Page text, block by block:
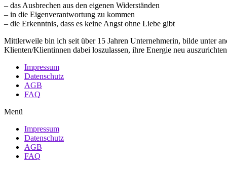
– das Ausbrechen aus den eigenen Widerständen
– in die Eigenverantwortung zu kommen
– die Erkenntnis, dass es keine Angst ohne Liebe gibt
Mittlerweile bin ich seit über 15 Jahren Unternehmerin, bilde unter
Klienten/Klientinnen dabei loszulassen, ihre Energie neu
Impressum
Datenschutz
AGB
FAQ
Menü
Impressum
Datenschutz
AGB
FAQ